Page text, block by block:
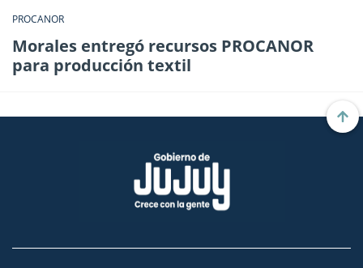
PROCANOR
Morales entregó recursos PROCANOR
para producción textil